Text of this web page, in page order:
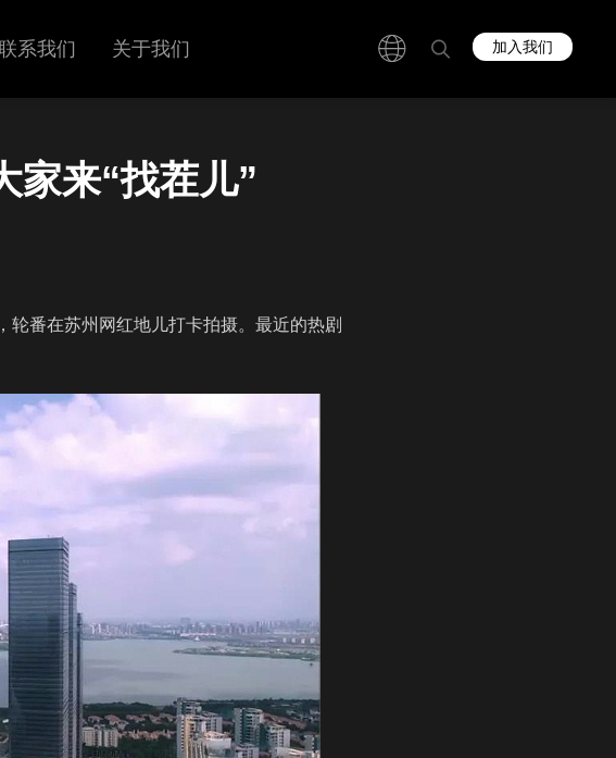
加入我们
系我们 关于我们
家来“找茬儿”
番在苏州网红地儿打卡拍摄。最近的热剧